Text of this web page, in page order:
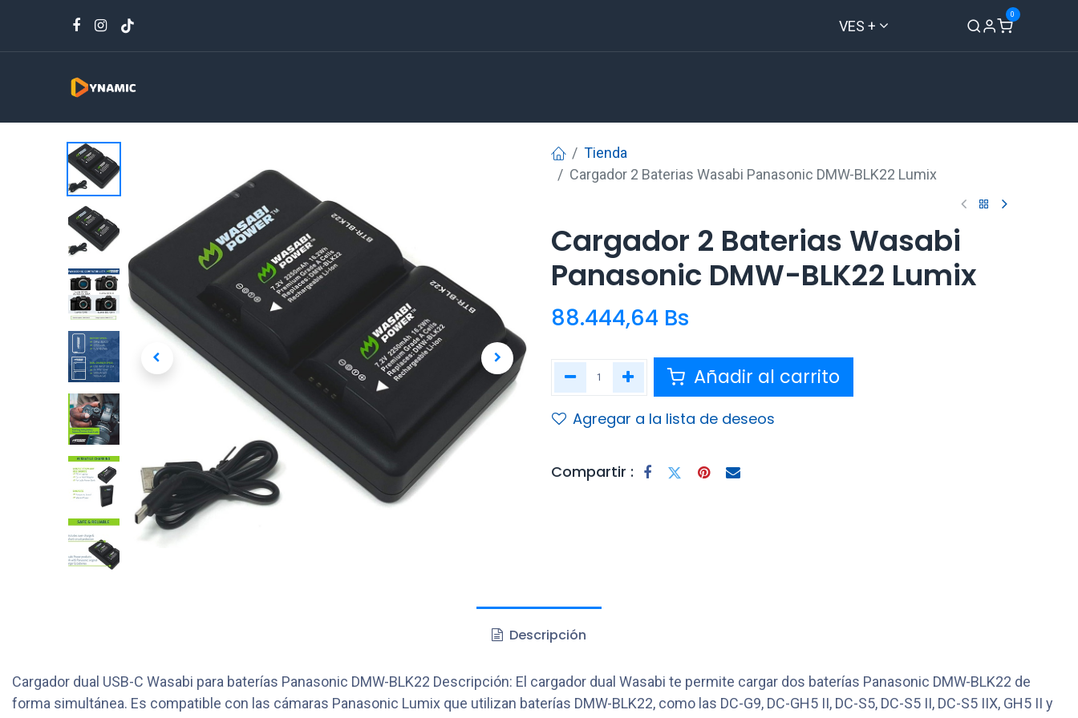
VES +
0
Tienda
Cargador 2 Baterias Wasabi Panasonic DMW-BLK22 Lumix
Cargador 2 Baterias Wasabi
Panasonic DMW-BLK22 Lumix
88.444,64 Bs
Añadir al carrito
Agregar a la lista de deseos
Compartir :
Descripción
Cargador dual USB-C Wasabi para baterías Panasonic DMW-BLK22 Descripción: El cargador dual Wasabi te permite cargar dos baterías Panasonic DMW-BLK22 de
forma simultánea. Es compatible con las cámaras Panasonic Lumix que utilizan baterías DMW-BLK22, como las DC-G9, DC-GH5 II, DC-S5, DC-S5 II, DC-S5 IIX, GH5 II y